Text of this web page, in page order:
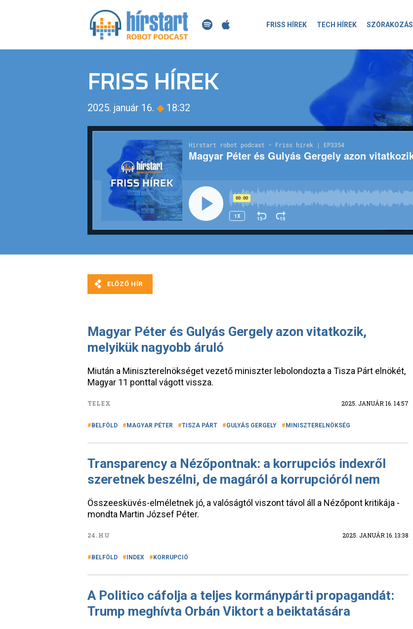
FRISS HÍREK TECH HÍREK SZÓRAKOZÁS
FRISS HÍREK
2025. január 16. ◆ 18:32
Magyar Péter és Gulyás Gergely azon vitatkozik,
melyikük nagyobb áruló
Miután a Miniszterelnökséget vezető miniszter lebolondozta a Tisza Párt elnökét,
Magyar 11 ponttal vágott vissza.
TELEX 2025. JANUÁR 16. 14:57
BELFÖLD MAGYAR PÉTER TISZA PÁRT GULYÁS GERGELY MINISZTERELNÖKSÉG
Transparency a Nézőpontnak: a korrupciós indexről
szeretnek beszélni, de magáról a korrupcióról nem
Összeesküvés-elméletnek jó, a valóságtól viszont távol áll a Nézőpont kritikája -
mondta Martin József Péter.
24.HU 2025. JANUÁR 16. 13:38
BELFÖLD INDEX KORRUPCIÓ
A Politico cáfolja a teljes kormánypárti propagandát:
Trump meghívta Orbán Viktort a beiktatására